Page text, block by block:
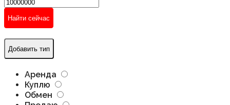
Найти сейчас
Добавить тип
Аренда
Куплю
Обмен